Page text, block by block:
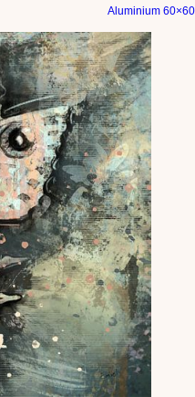
Aluminium 60×60